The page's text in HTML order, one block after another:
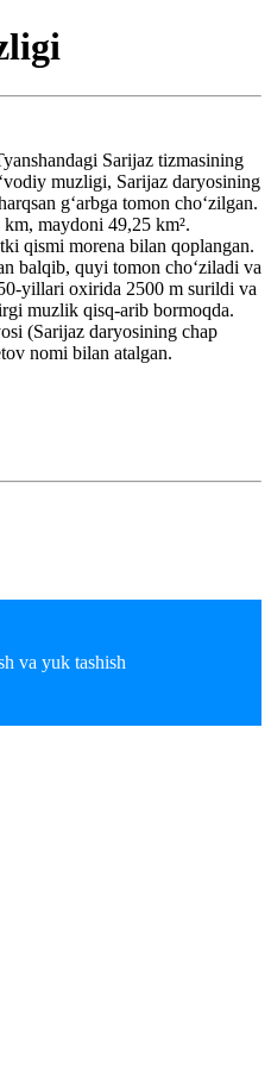
Sarijaz tizmasining
muzligi, Sarijaz daryosining
gʻarbga tomon choʻzilgan.
maydoni 49,25 km².
qismi morena bilan qoplangan.
balqib, quyi tomon choʻziladi va
yillari oxirida 2500 m surildi va
muzlik qisq-arib bormoqda.
(Sarijaz daryosining chap
nomi bilan atalgan.
va yuk tashish